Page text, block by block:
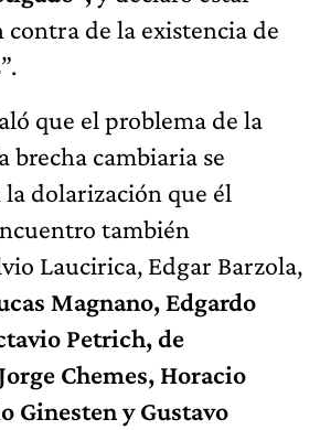
de la existencia de
que el problema de la
brecha cambiaria se
dolarización que él
también
Laucirica, Edgar Barzola,
Magnano, Edgardo
Petrich, de
Chemes, Horacio
Ginesten y Gustavo